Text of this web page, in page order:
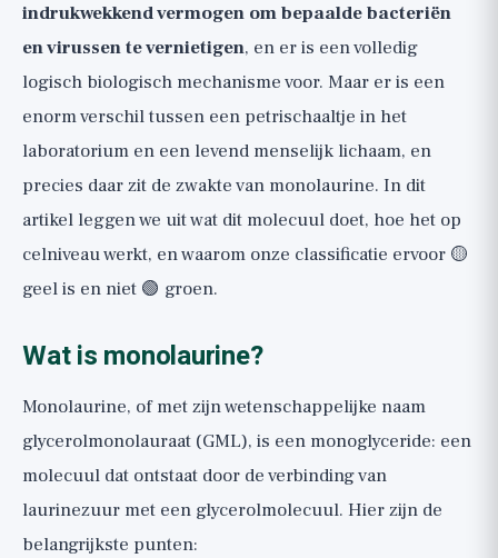
Het bredere perspectief
indrukwekkend vermogen om bepaalde bacteriën
en virussen te vernietigen, en er is een volledig
logisch biologisch mechanisme voor. Maar er is een
enorm verschil tussen een petrischaaltje in het
laboratorium en een levend menselijk lichaam, en
precies daar zit de zwakte van monolaurine. In dit
artikel leggen we uit wat dit molecuul doet, hoe het op
celniveau werkt, en waarom onze classificatie ervoor 🟡
geel is en niet 🟢 groen.
Wat is monolaurine?
Monolaurine, of met zijn wetenschappelijke naam
glycerolmonolauraat (GML), is een monoglyceride: een
molecuul dat ontstaat door de verbinding van
laurinezuur met een glycerolmolecuul. Hier zijn de
belangrijkste punten: